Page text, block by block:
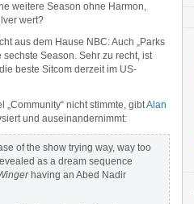
weitere Season ohne Harmon,
wert?
aus dem Hause NBC: Auch „Parks
sechste Season. Sehr zu recht, ist
beste Sitcom derzeit im US-
„Community“ nicht stimmte, gibtAlan
und auseinandernimmt:
of the show trying way, way too
as a dream sequence
having an Abed Nadir